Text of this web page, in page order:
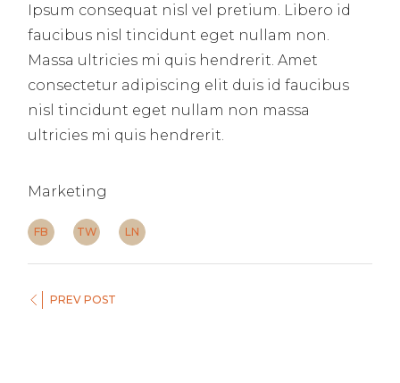
Ipsum consequat nisl vel pretium. Libero id
faucibus nisl tincidunt eget nullam non.
Massa ultricies mi quis hendrerit. Amet
consectetur adipiscing elit duis id faucibus
nisl tincidunt eget nullam non massa
ultricies mi quis hendrerit.
Marketing
FB TW LN
PREV POST